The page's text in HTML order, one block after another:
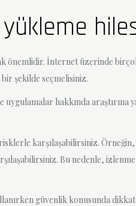
İnternet üzerinde
şekilde seçmelisiniz.
hakkında
karşılaşabilirsiniz. Örneğin,
Bu nedenle,
güvenlik konusunda